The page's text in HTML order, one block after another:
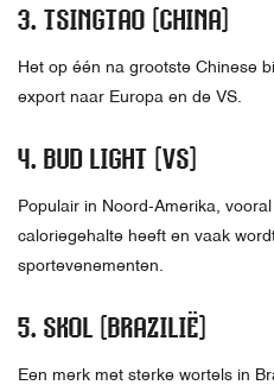
3. TSINGTAO (CHINA)
Het op één na grootste Chinese
export naar Europa en de VS.
4. BUD LIGHT (VS)
Populair in Noord-Amerika,
caloriegehalte heeft en vaak
sportevenementen.
5. SKOL (BRAZILIË)
Een merk met sterke wortels in